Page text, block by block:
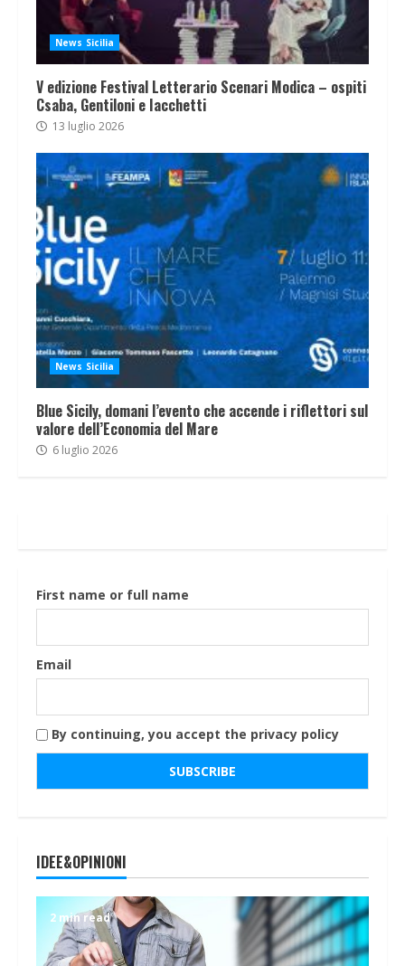
News Sicilia
V edizione Festival Letterario Scenari Modica – ospiti
Csaba, Gentiloni e Iacchetti
13 luglio 2026
News Sicilia
Blue Sicily, domani l’evento che accende i riflettori sul
valore dell’Economia del Mare
6 luglio 2026
First name or full name
Email
By continuing, you accept the privacy policy
IDEE&OPINIONI
2 min read